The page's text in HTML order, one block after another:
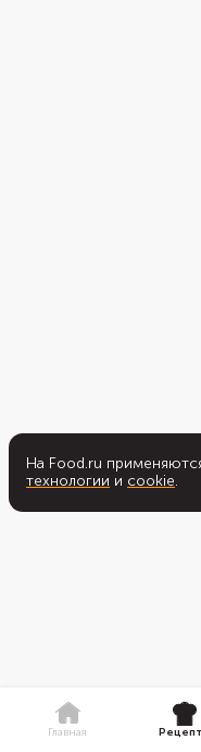
На Food.ru
технологии и cookie.
Главная